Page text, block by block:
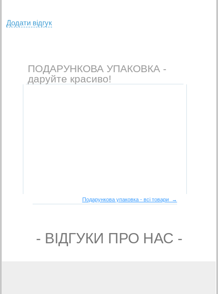
Додати вiдгук
ПОДАРУНКОВА УПАКОВКА -
даруйте красиво!
Подарункова упаковка - всі товари →
- ВIДГУКИ ПРО НАС -